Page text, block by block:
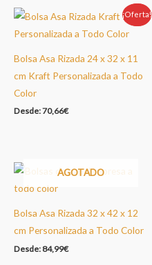
Oferta!
¡Oferta!
Bolsa Asa Rizada 24 x 32 x 11
cm Kraft Personalizada a Todo
Color
Desde:70,66€
AGOTADO
Bolsa Asa Rizada 32 x 42 x 12
cm Personalizada a Todo Color
Desde: 84,99€